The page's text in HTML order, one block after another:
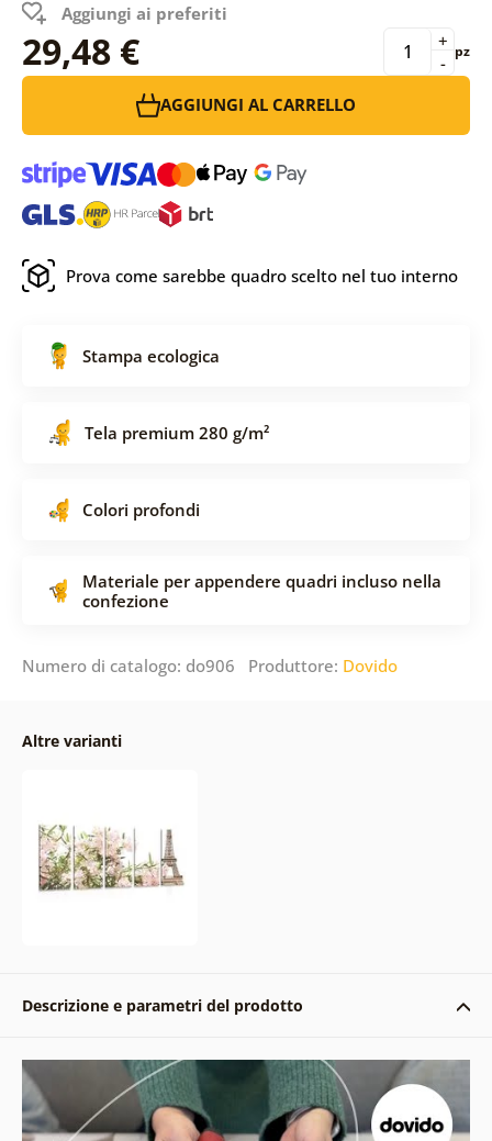
Aggiungi ai preferiti
29,48 € -
+ pz
AGGIUNGI AL CARRELLO
Prova come sarebbe quadro scelto nel tuo interno
Stampa ecologica
Tela premium 280 g/m²
Colori profondi
Materiale per appendere quadri incluso nella
confezione
Numero di catalogo: do906 Produttore: Dovido
Altre varianti
Descrizione e parametri del prodotto